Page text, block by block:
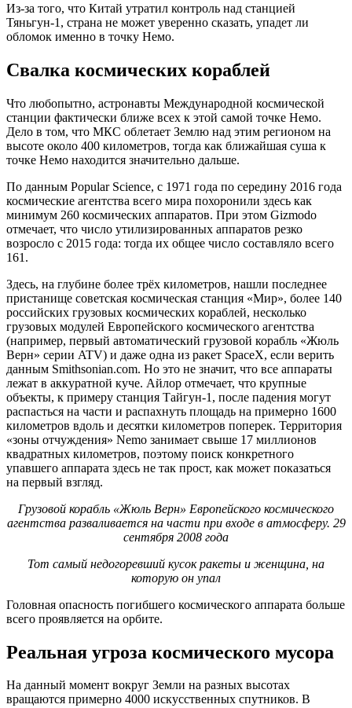
Из-за того, что Китай утратил контроль над станцией
Тяньгун-1, страна не может уверенно сказать, упадет ли
обломок именно в точку Немо.
Свалка космических кораблей
Что любопытно, астронавты Международной космической
станции фактически ближе всех к этой самой точке Немо.
Дело в том, что МКС облетает Землю над этим регионом на
высоте около 400 километров, тогда как ближайшая суша к
точке Немо находится значительно дальше.
По данным Popular Science, с 1971 года по середину 2016 года
космические агентства всего мира похоронили здесь как
минимум 260 космических аппаратов. При этом Gizmodo
отмечает, что число утилизированных аппаратов резко
возросло с 2015 года: тогда их общее число составляло всего
161.
Здесь, на глубине более трёх километров, нашли последнее
пристанище советская космическая станция «Мир», более 140
российских грузовых космических кораблей, несколько
грузовых модулей Европейского космического агентства
(например, первый автоматический грузовой корабль «Жюль
Верн» серии ATV) и даже одна из ракет SpaceX, если верить
данным Smithsonian.com. Но это не значит, что все аппараты
лежат в аккуратной куче. Айлор отмечает, что крупные
объекты, к примеру станция Тайгун-1, после падения могут
распасться на части и распахнуть площадь на примерно 1600
километров вдоль и десятки километров поперек. Территория
«зоны отчуждения» Nemo занимает свыше 17 миллионов
квадратных километров, поэтому поиск конкретного
упавшего аппарата здесь не так прост, как может показаться
на первый взгляд.
Грузовой корабль «Жюль Верн» Европейского космического
агентства разваливается на части при входе в атмосферу. 29
сентября 2008 года
Тот самый недогоревший кусок ракеты и женщина, на
которую он упал
Головная опасность погибшего космического аппарата больше
всего проявляется на орбите.
Реальная угроза космического мусора
На данный момент вокруг Земли на разных высотах
вращаются примерно 4000 искусственных спутников. В